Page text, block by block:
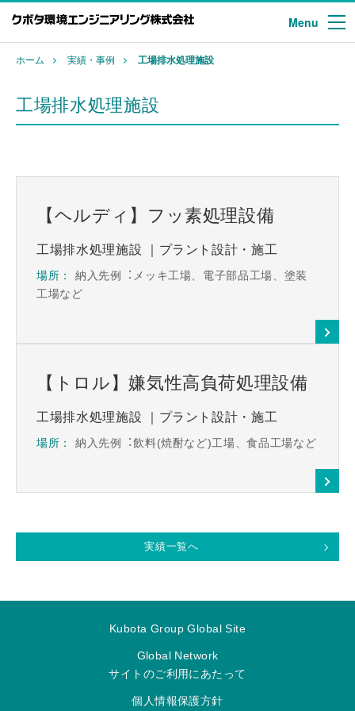
Menu
ホーム 実績・事例 工場排水処理施設
工場排水処理施設
【ヘルディ】フッ素処理設備
工場排水処理施設 ｜プラント設計・施工
場所：
納⼊先例︓メッキ⼯場、電⼦部品⼯場、塗装
⼯場など
【トロル】嫌気性高負荷処理設備
工場排水処理施設 ｜プラント設計・施工
場所： 納⼊先例︓飲料(焼酎など)⼯場、⾷品⼯場など
実績一覧へ
Kubota Group Global Site
Global Network
サイトのご利用にあたって
個人情報保護方針